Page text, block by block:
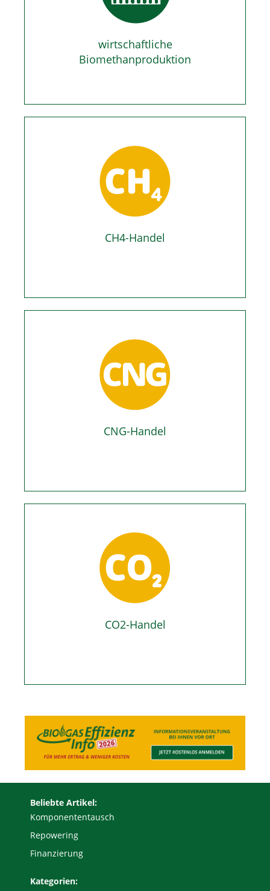
wirtschaftliche
Biomethanproduktion
CH4-Handel
CNG-Handel
CO2-Handel
Beliebte Artikel:
Komponententausch
Repowering
Finanzierung
Kategorien: